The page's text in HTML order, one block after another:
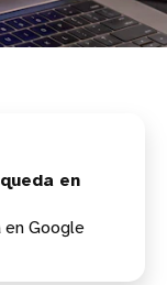
en
en Google